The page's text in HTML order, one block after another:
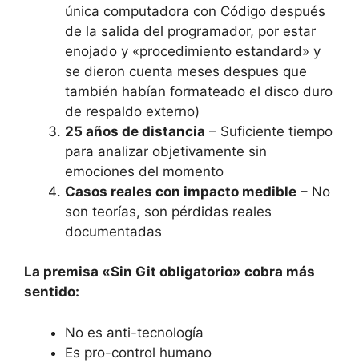
única computadora con Código después
de la salida del programador, por estar
enojado y «procedimiento estandard» y
se dieron cuenta meses despues que
también habían formateado el disco duro
de respaldo externo)
25 años de distancia – Suficiente tiempo
para analizar objetivamente sin
emociones del momento
Casos reales con impacto medible – No
son teorías, son pérdidas reales
documentadas
La premisa «Sin Git obligatorio» cobra más
sentido:
No es anti-tecnología
Es pro-control humano